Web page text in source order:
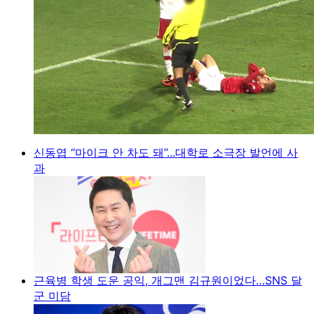
신동엽 “마이크 안 차도 돼”...대학로 소극장 발언에 사
과
근육병 학생 도운 공익, 개그맨 김규원이었다…SNS 달
군 미담